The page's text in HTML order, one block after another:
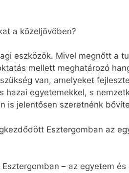
a közeljövőben?
eszközök. Mivel megnőtt a
mellett meghatározó
van, amelyeket
egyetemekkel, s
is jelentősen szeretnénk
Esztergomban az
– az egyetem